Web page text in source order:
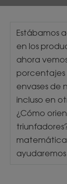
Estábamos
en los
ahora
porcentajes
envases de
incluso en
¿Cómo